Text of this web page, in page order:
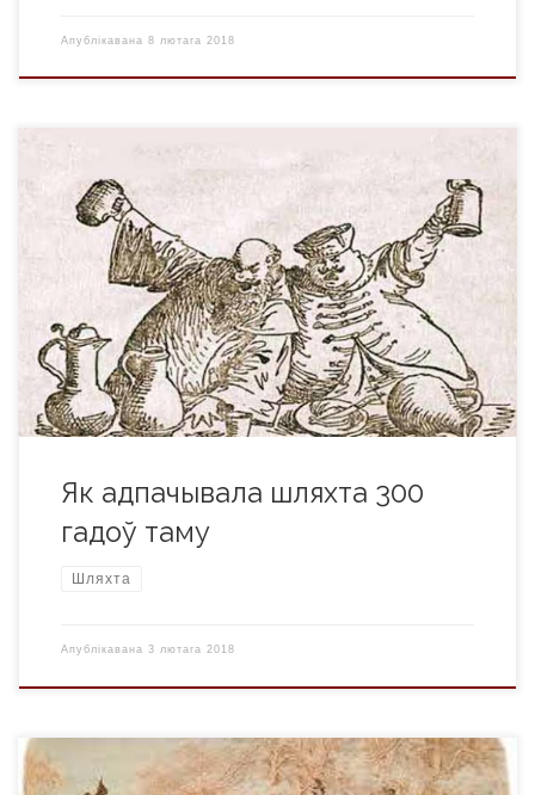
Апублікавана 8 лютага 2018
Безумоўна, найважнейшымі падзеямі ў манатонным жыцці
шляхецкай сям’і быў прыезд гасцей і адзначэнне святаў. Да
гэтых падзей рыхтаваліся доўга і старанна. Увага
надавалася не толькі святочнаму сталу, але і забавам. З
тых часоў сутнасць святочнага стала не змянілася –
галоўнай “прысутнай асобай” на ім былі самыя розныя
алкагольныя напоі. Іх […]
Як адпачывала шляхта 300
гадоў таму
Шляхта
Апублікавана 3 лютага 2018